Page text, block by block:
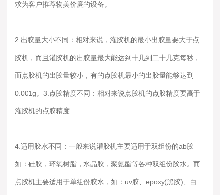
求为客户推荐物美价廉的设备。
2.出胶量大小不同：相对来说，灌胶机的最小出胶量要大于点
胶机，而且灌胶机的出胶量最大能达到十几到二十几克每秒，
而点胶机的出胶量较小，有的点胶机最小的出胶量能够达到
0.001g。3.点胶精度不同：相对来说点胶机的点胶精度要高于
灌胶机的点胶精度
4.适用胶水不同：一般来说灌胶机主要适用于双组份的ab胶
如：硅胶，环氧树脂，水晶胶，聚氨酯等各种双组份胶水。而
点胶机主要适用于单组份胶水，如：uv胶、epoxy(黑胶)、白